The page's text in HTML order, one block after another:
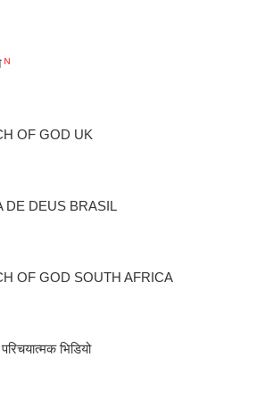
OF GOD UK
DE DEUS BRASIL
OF GOD SOUTH AFRICA
भिडियो